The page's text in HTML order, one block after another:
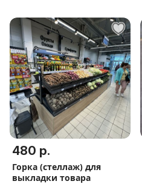
480 р.
Горка (стеллаж) для
выкладки товара